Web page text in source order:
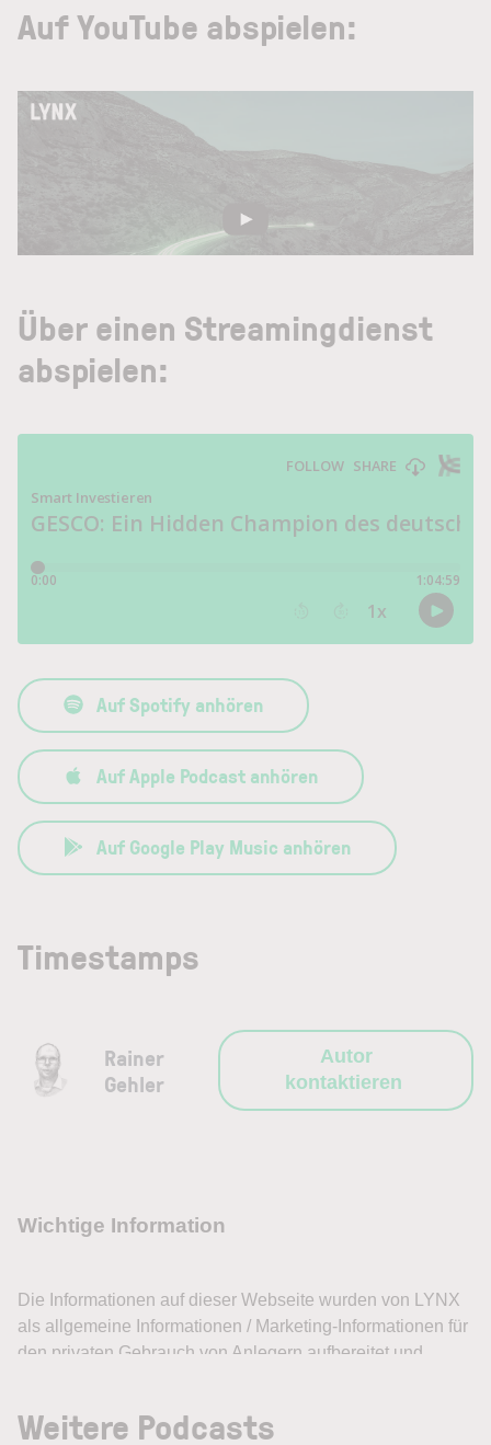
Auf YouTube abspielen:
Über einen Streamingdienst
abspielen:
Auf Spotify anhören
Auf Apple Podcast anhören
Auf Google Play Music anhören
Timestamps
Rainer
Gehler
Autor
kontaktieren
Weitere Podcasts